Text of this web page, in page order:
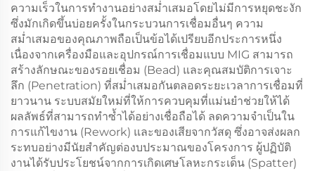
ความเร็วในการทำงานอย่างสม่ำเสมอโดยไม่มีการหยุดชะงัก
ซึ่งมักเกิดขึ้นบ่อยครั้งในกระบวนการเชื่อมอื่นๆ ความ
สม่ำเสมอของคุณภาพถือเป็นข้อได้เปรียบอีกประการหนึ่ง
เนื่องจากเครื่องมือและอุปกรณ์การเชื่อมแบบ MIG สามารถ
สร้างลักษณะของรอยเชื่อม (Bead) และคุณสมบัติการเจาะ
ลึก (Penetration) ที่สม่ำเสมอกันตลอดระยะเวลาการเชื่อมที่
ยาวนาน ระบบสมัยใหม่ที่ให้การควบคุมที่แม่นยำช่วยให้ได้
ผลลัพธ์ที่สามารถทำซ้ำได้อย่างเชื่อถือได้ ลดความจำเป็นใน
การแก้ไขงาน (Rework) และของเสียจากวัสดุ ซึ่งอาจส่งผลก
ระทบอย่างมีนัยสำคัญต่องบประมาณของโครงการ ผู้ปฏิบัติ
งานได้รับประโยชน์จากการเกิดเศษโลหะกระเด็น (Spatter)